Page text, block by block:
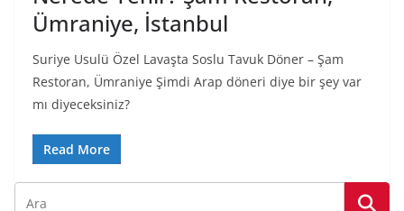
Ümraniye, İstanbul
Suriye Usulü Özel Lavaşta Soslu Tavuk Döner – Şam
Restoran, Ümraniye Şimdi Arap döneri diye bir şey var
mı diyeceksiniz?
Read More